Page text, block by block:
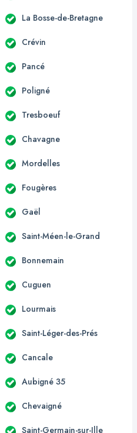
La Bosse-de-Bretagne
Crévin
Pancé
Poligné
Tresboeuf
Chavagne
Mordelles
Fougères
Gaël
Saint-Méen-le-Grand
Bonnemain
Cuguen
Lourmais
Saint-Léger-des-Prés
Cancale
Aubigné 35
Chevaigné
Saint-Germain-sur-Ille